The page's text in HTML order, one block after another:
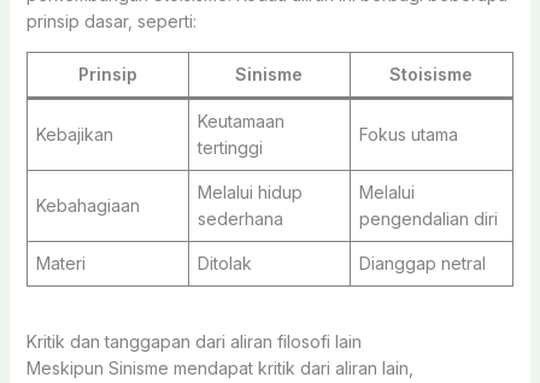
prinsip dasar, seperti:
Prinsip Sinisme Stoisisme
Kebajikan
Keutamaan
tertinggi
Fokus utama
Kebahagiaan
Melalui hidup
sederhana
Melalui
pengendalian diri
Materi Ditolak Dianggap netral
Kritik dan tanggapan dari aliran filosofi lain
Meskipun Sinisme mendapat kritik dari aliran lain,